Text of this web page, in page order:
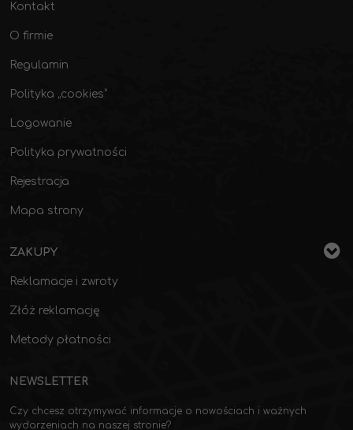
Kontakt
O firmie
Regulamin
Polityka „cookies”
Logowanie
Polityka prywatności
Rejestracja
Mapa strony
ZAKUPY
Reklamacje i zwroty
Złóż reklamację
Metody płatności
NEWSLETTER
Czy chcesz otrzymywać informacje o nowościach i ważnych
wydarzeniach na naszej stronie?